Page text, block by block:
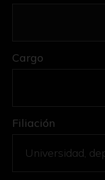
Cargo
Filiación